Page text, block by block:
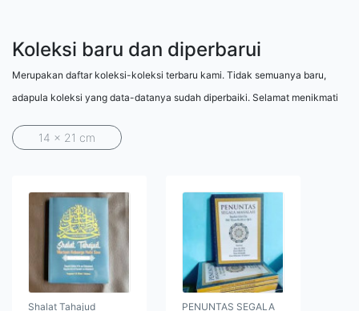
Koleksi baru dan diperbarui
Merupakan daftar koleksi-koleksi terbaru kami. Tidak semuanya baru,
adapula koleksi yang data-datanya sudah diperbaiki. Selamat menikmati
14 x 21 cm
Shalat Tahajud PENUNTAS SEGALA